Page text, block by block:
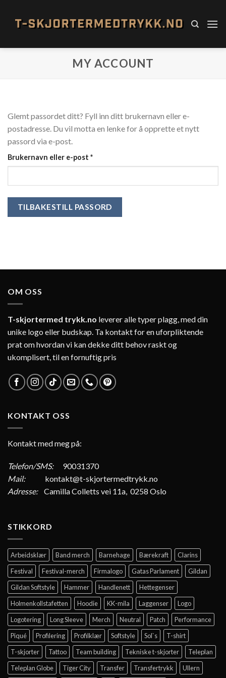
content
MY ACCOUNT
Glemt passordet ditt? Fyll inn ditt brukernavn eller e-
postadresse. Du vil motta en lenke for å opprette et nytt
passord via e-post.
Brukernavn eller e-post *Påkrevd
TILBAKESTILL PASSORD
OM OSS
T-skjortermed trykk.no leverer alle typer plagg, med din
unike logo eller budskap. Ta kontakt for en uforpliktende
prat om hvordan vi kan dekke ditt behov raskt og
ukomplisert, til en fornuftig pris
KONTAKT OSS
Kontakt med meg på:
Telefon/SMS:
90031370
Mail:
kontakt@t-skjortermedtrykk.no
Adresse: Camilla Colletts vei 11a, 0258 Oslo
STIKKORD
Arbeidsklær Band merch Barnehage Bærekraft
Clarins
Festival
Festival-merch Firmalogo Gatas Parlament
Gildan
Gildan Softstyle
Hammer Handlenett
Hettegenser
Holmenkollstafetten
Hoodie KK-mila Laggenser
Logo
Logotering
Long Sleeve Merch Neutral Patch
Performance
Piqué
Profilering Profilklær Softstyle Sol`s
T-shirt
T-skjorter
Tattoo Team building Tekniske t-skjorter
Teleplan
Teleplan Globe
Tiger City Transfer Transfertrykk Ullern